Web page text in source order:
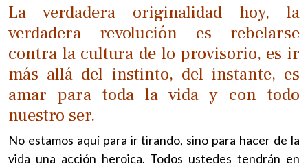
La verdadera originalidad hoy, la
verdadera revolución es rebelarse
contra la cultura de lo provisorio, es ir
más allá del instinto, del instante, es
amar para toda la vida y con todo
nuestro ser.
No estamos aquí para ir tirando, sino para hacer de la
vida una acción heroica. Todos ustedes tendrán en